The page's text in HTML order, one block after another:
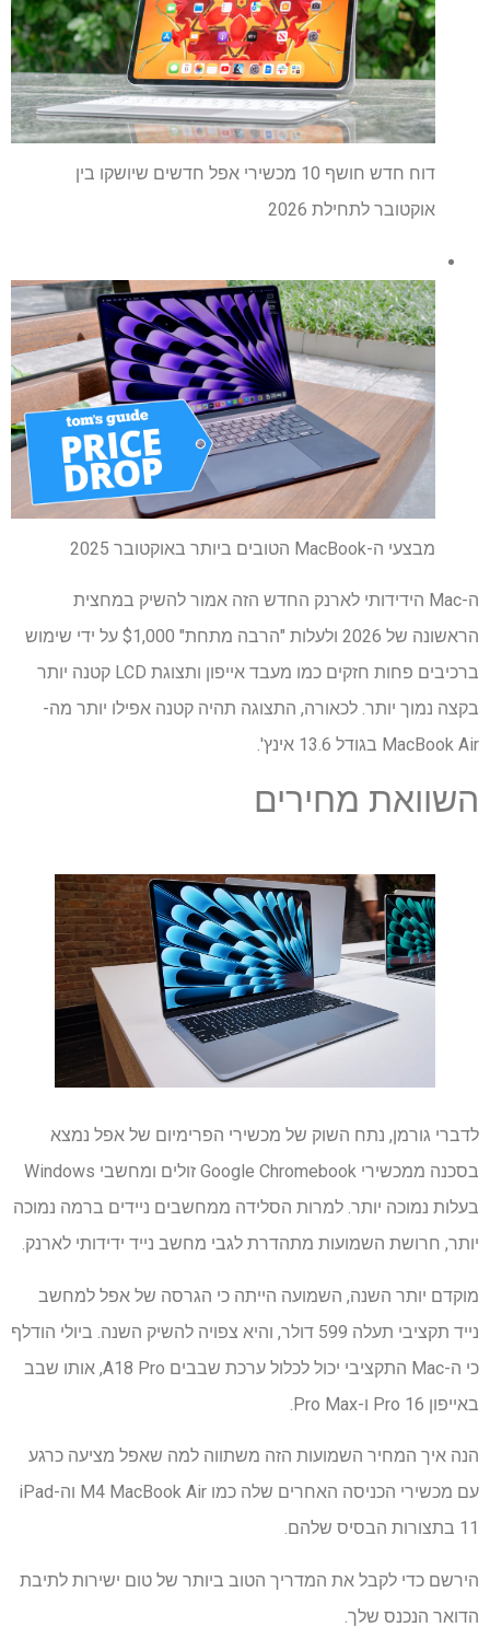
דוח חדש חושף 10 מכשירי אפל חדשים שיושקו בין
אוקטובר לתחילת 2026
מבצעי ה-MacBook הטובים ביותר באוקטובר 2025
ה-Mac הידידותי לארנק החדש הזה אמור להשיק במחצית
הראשונה של 2026 ולעלות "הרבה מתחת" $1,000 על ידי שימוש
ברכיבים פחות חזקים כמו מעבד אייפון ותצוגת LCD קטנה יותר
בקצה נמוך יותר. לכאורה, התצוגה תהיה קטנה אפילו יותר מה-
MacBook Air בגודל 13.6 אינץ'.
השוואת מחירים
לדברי גורמן, נתח השוק של מכשירי הפרימיום של אפל נמצא
בסכנה ממכשירי Google Chromebook זולים ומחשבי Windows
בעלות נמוכה יותר. למרות הסלידה ממחשבים ניידים ברמה נמוכה
יותר, חרושת השמועות מתהדרת לגבי מחשב נייד ידידותי לארנק.
מוקדם יותר השנה, השמועה הייתה כי הגרסה של אפל למחשב
נייד תקציבי תעלה 599 ​​דולר, והיא צפויה להשיק השנה. ביולי הודלף
כי ה-Mac התקציבי יכול לכלול ערכת שבבים A18 Pro, אותו שבב
באייפון 16 Pro ו-Pro Max.
הנה איך המחיר השמועות הזה משתווה למה שאפל מציעה כרגע
עם מכשירי הכניסה האחרים שלה כמו M4 MacBook Air וה-iPad
11 בתצורות הבסיס שלהם.
הירשם כדי לקבל את המדריך הטוב ביותר של טום ישירות לתיבת
הדואר הנכנס שלך.